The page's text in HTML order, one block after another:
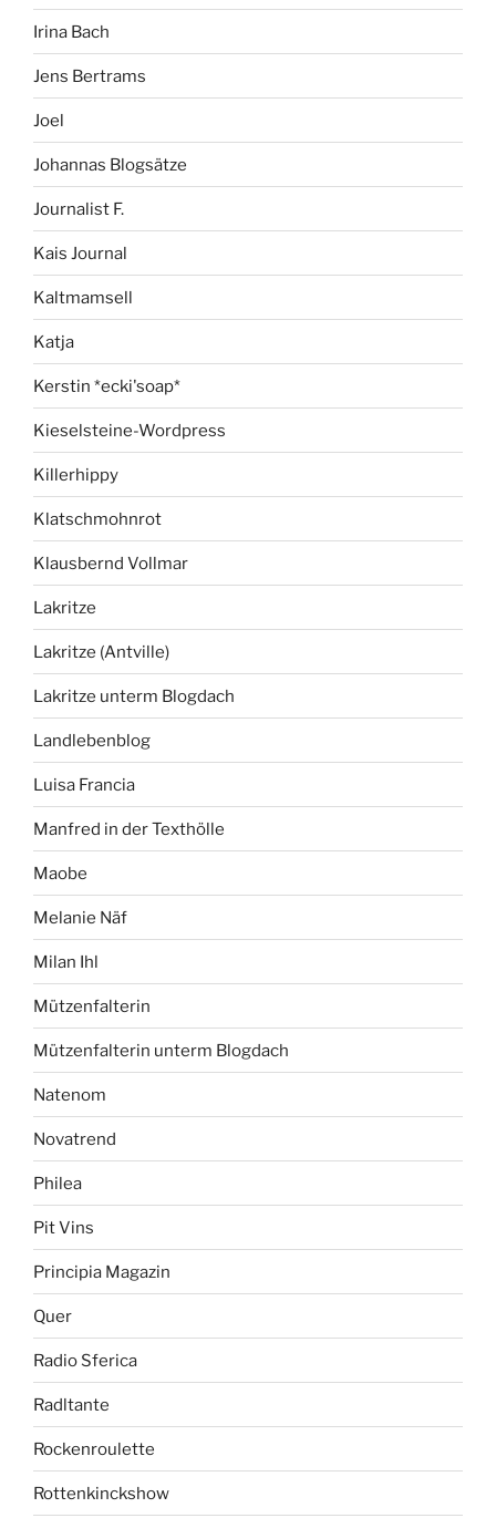
Irina Bach
Jens Bertrams
Joel
Johannas Blogsätze
Journalist F.
Kais Journal
Kaltmamsell
Katja
Kerstin *ecki'soap*
Kieselsteine-Wordpress
Killerhippy
Klatschmohnrot
Klausbernd Vollmar
Lakritze
Lakritze (Antville)
Lakritze unterm Blogdach
Landlebenblog
Luisa Francia
Manfred in der Texthölle
Maobe
Melanie Näf
Milan Ihl
Mützenfalterin
Mützenfalterin unterm Blogdach
Natenom
Novatrend
Philea
Pit Vins
Principia Magazin
Quer
Radio Sferica
Radltante
Rockenroulette
Rottenkinckshow